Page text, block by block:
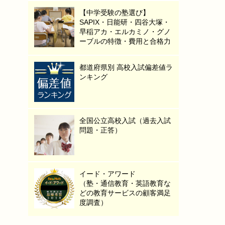
【中学受験の塾選び】
SAPIX・日能研・四谷大塚・
早稲アカ・エルカミノ・グノ
ーブルの特徴・費用と合格力
都道府県別 高校入試偏差値ラ
ンキング
全国公立高校入試（過去入試
問題・正答）
イード・アワード
（塾・通信教育・英語教育な
どの教育サービスの顧客満足
度調査）